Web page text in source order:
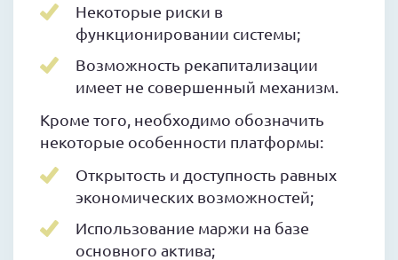
Некоторые риски в
функционировании системы;
Возможность рекапитализации
имеет не совершенный механизм.
Кроме того, необходимо обозначить
некоторые особенности платформы:
Открытость и доступность равных
экономических возможностей;
Использование маржи на базе
основного актива;